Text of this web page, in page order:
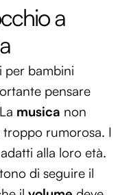
a
per bambini
pensare
musica non
rumorosa. I
alla loro età.
di seguire il